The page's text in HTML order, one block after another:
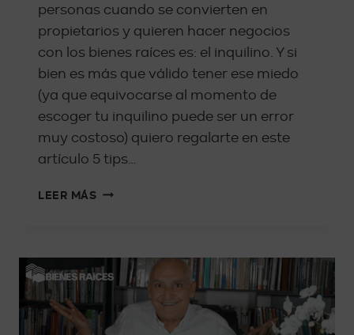
personas cuando se convierten en
propietarios y quieren hacer negocios
con los bienes raíces es: el inquilino. Y si
bien es más que válido tener ese miedo
(ya que equivocarse al momento de
escoger tu inquilino puede ser un error
muy costoso) quiero regalarte en este
artículo 5 tips…
LEER MÁS